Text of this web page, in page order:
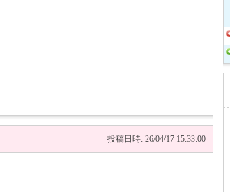
投稿日時: 26/04/17 15:33:00